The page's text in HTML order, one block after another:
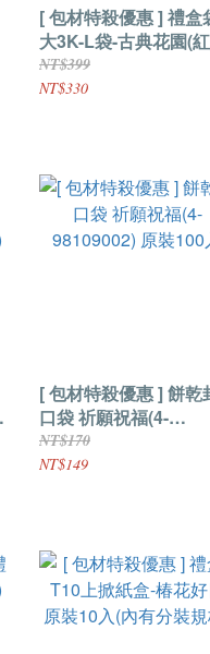
[ 包材特殺優惠 ] 禮盒
大3K-L袋-古典花園(
原裝25入(內有分裝規
NT$399
NT$330
[ 包材特殺優惠 ] 餅乾封
口袋 祈願祝福(4-
98109002) 原裝100入
NT$170
NT$149